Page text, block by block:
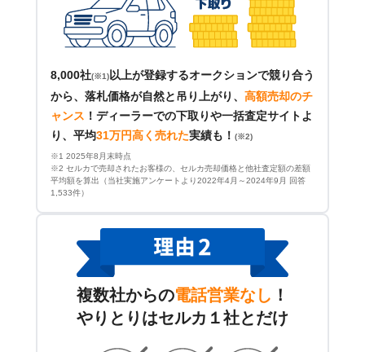
8,000社(※1) 以上が登録するオークションで競り合う
から、落札価格が自然と吊り上がり、 高額売却のチ
ャンス ！ ディーラーでの下取りや一括査定サイトよ
り、平均31万円高く売れた実績も！ (※2)
※1 2025年8月末時点
※2 セルカで売却されたお客様の、セルカ売却価格と他社査定額の差額
平均額を算出（当社実施アンケートより2022年4月～2024年9月 回答
1,533件）
複数社からの電話営業なし ！
やりとりはセルカ１社とだけ